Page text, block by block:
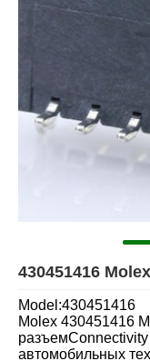
430451416
Model:430451416
Molex 430451416
автомобильных